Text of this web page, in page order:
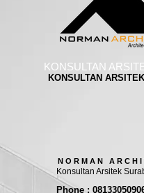
KONSULTAN
N O R M A N A R C H I
Konsultan Arsitek
Phone :
KONSULTAN